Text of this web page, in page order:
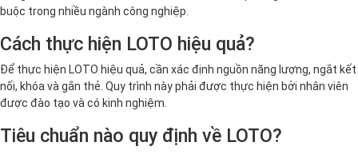
buộc trong nhiều ngành công nghiệp.
Cách thực hiện LOTO hiệu quả?
Để thực hiện LOTO hiệu quả, cần xác định nguồn năng lượng, ngắt kết
nối, khóa và gắn thẻ. Quy trình này phải được thực hiện bởi nhân viên
được đào tạo và có kinh nghiệm.
Tiêu chuẩn nào quy định về LOTO?